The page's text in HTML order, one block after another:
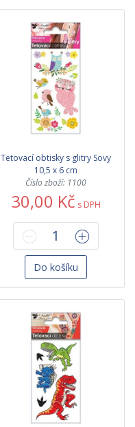
Tetovací obtisky s glitry Sovy
10,5 x 6 cm
Číslo zboží: 1100
30,00 Kč s DPH
Do košíku